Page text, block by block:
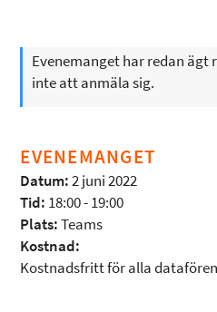
Evenemanget har redan ägt
inte att anmäla sig.
EVENEMANGET
Datum:2 juni 2022
Tid: 18:00 - 19:00
Plats:Teams
Kostnad:
Kostnadsfritt för alla